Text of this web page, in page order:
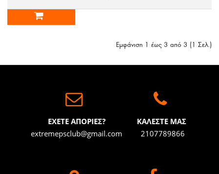
Εμφάνιση 1 έως 3 από 3 (1 Σελ.)
ΕΧΕΤΕ ΑΠΟΡΙΕΣ?
extremepsclub@gmail.com
ΚΑΛΕΣΤΕ ΜΑΣ
2107789866